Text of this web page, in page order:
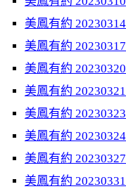
美鳳有約
美鳳有約
美鳳有約
美鳳有約
美鳳有約
美鳳有約
美鳳有約
美鳳有約